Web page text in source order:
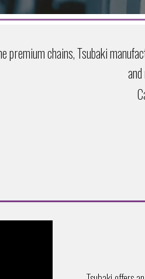
premiumchains, Tsubaki